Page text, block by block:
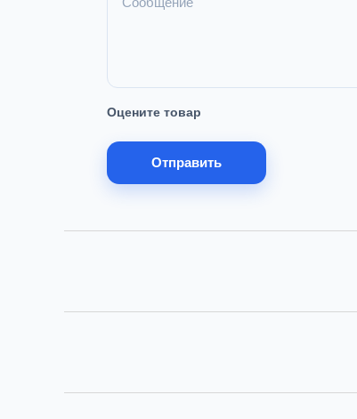
Оцените товар
Отправить